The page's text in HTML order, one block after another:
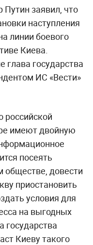
заявил, что
наступления
линии боевого
Киева.
глава государства
ИС «Вести»
российской
имеют двойную
посеять
обществе, довести
приостановить
условия для
на выгодных
государства
Киеву такого